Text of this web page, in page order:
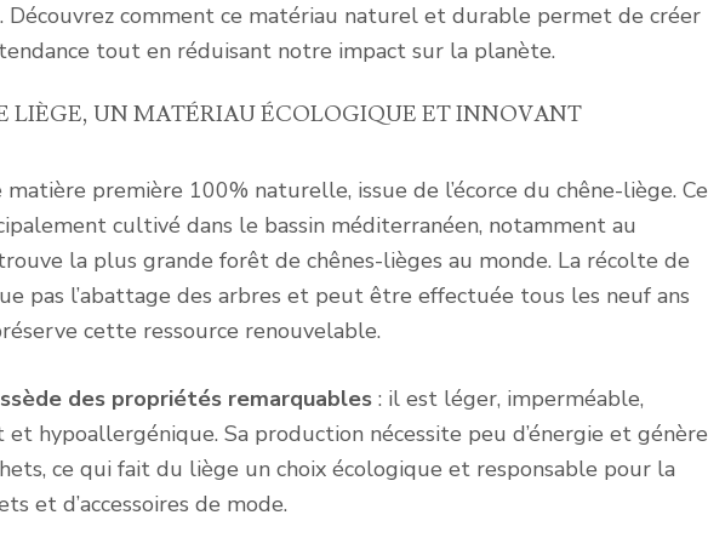
Découvrez comment ce matériau naturel et durable permet de créer
tendance tout en réduisant notre impact sur la planète.
LIÈGE, UN MATÉRIAU ÉCOLOGIQUE ET INNOVANT
première 100% naturelle, issue de l’écorce du chêne-liège. Ce
cultivé dans le bassin méditerranéen, notamment au
la plus grande forêt de chênes-lièges au monde. La récolte de
pas l’abattage des arbres et peut être effectuée tous les neuf ans
cette ressource renouvelable.
des propriétés remarquables : il est léger, imperméable,
et hypoallergénique. Sa production nécessite peu d’énergie et génère
ce qui fait du liège un choix écologique et responsable pour la
et d’accessoires de mode.